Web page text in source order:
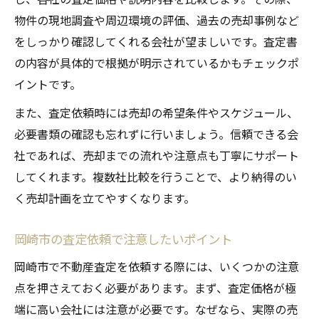
物件の現地調査や周辺環境の評価、過去の売却事例など
をしっかり確認してくれる会社が望ましいです。査定書
の内容が具体的で根拠が明示されているかもチェックポ
イントです。
また、査定依頼時には売却の希望条件やスケジュール、
必要書類の確認も忘れずに行いましょう。信頼できる会
社であれば、売却までの流れや注意点も丁寧にサポート
してくれます。複数社比較を行うことで、より納得のい
く売却計画を立てやすくなります。
岡崎市の査定依頼で注意したいポイント
岡崎市で不動産査定を依頼する際には、いくつかの注意
点を押さえておく必要があります。まず、査定価格が極
端に高い会社には注意が必要です。なぜなら、実際の売